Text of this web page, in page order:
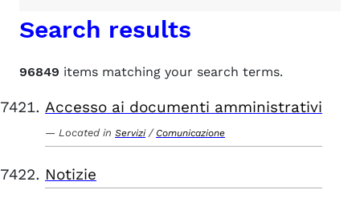
Search results
96849 items matching your search terms.
Accesso ai documenti amministrativi
Located in Servizi / Comunicazione
Notizie